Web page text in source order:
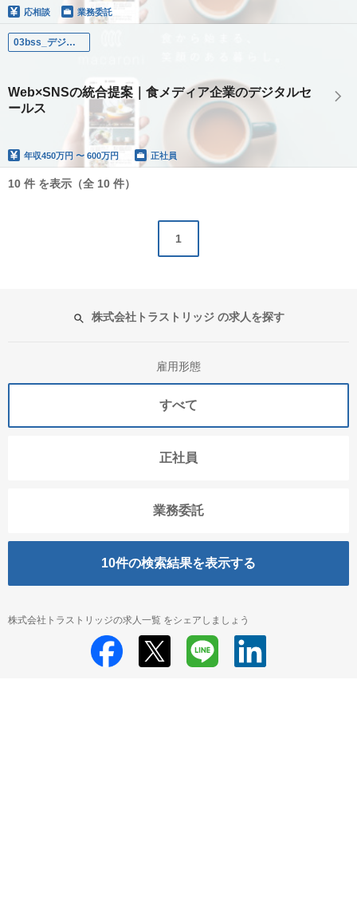
応相談 業務委託
03bss_デジタルマーケティング セールス
Web×SNSの統合提案｜食メディア企業のデジタルセ
ールス
年収450万円 〜 600万円 正社員
10 件 を表示（全 10 件）
1
株式会社トラストリッジ の求人を探す
雇用形態
すべて
正社員
業務委託
10件の検索結果を表示する
株式会社トラストリッジの求人一覧 をシェアしましょう